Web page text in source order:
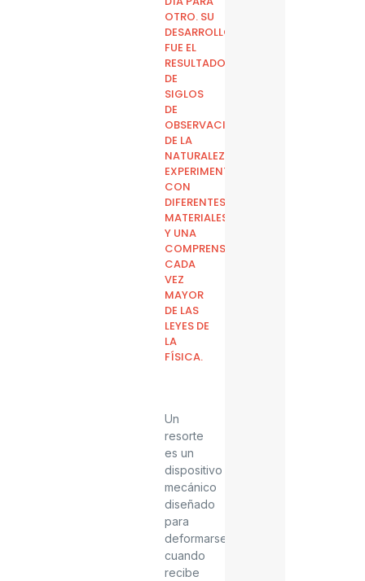
OTRO. SU
DESARROLLO
FUE EL
RESULTADO
DE
SIGLOS
DE
OBSERVACIÓN
DE LA
NATURALEZA,
EXPERIMENTACIÓN
CON
DIFERENTES
MATERIALES
Y UNA
COMPRENSIÓN
CADA
VEZ
MAYOR
DE LAS
LEYES DE
LA
FÍSICA.
Un
resorte
es un
dispositivo
mecánico
diseñado
para
deformarse
cuando
recibe